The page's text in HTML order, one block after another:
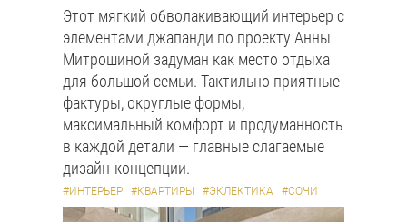
Этот мягкий обволакивающий интерьер с
элементами джапанди по проекту Анны
Митрошиной задуман как место отдыха
для большой семьи. Тактильно приятные
фактуры, округлые формы,
максимальный комфорт и продуманность
в каждой детали — главные слагаемые
дизайн-концепции.
#ИНТЕРЬЕР #КВАРТИРЫ #ЭКЛЕКТИКА #СОЧИ